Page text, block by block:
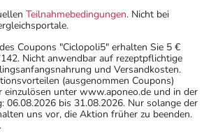
Teilnahmebedingungen. Nicht bei
Coupons "Ciclopoli5" erhalten Sie 5 €
Nicht anwendbar auf rezeptpflichtige
und Versandkosten.
(ausgenommen Coupons)
einzulösen unter www.aponeo.de und in der
06.08.2026 bis 31.08.2026. Nur solange der
uns vor, die Aktion früher zu beenden.